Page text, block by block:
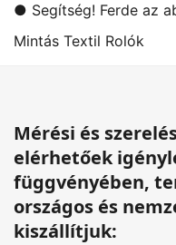
● Segítség! Ferde az
Mintás Textil Rolók
Mérési és
elérhetőek
függvényében,
országos és
kiszállítjuk: